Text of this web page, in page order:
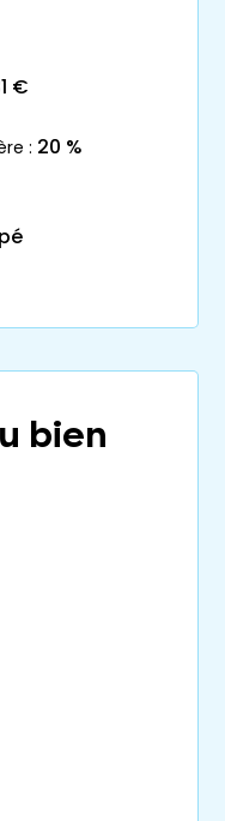
€
: 20 %
bien